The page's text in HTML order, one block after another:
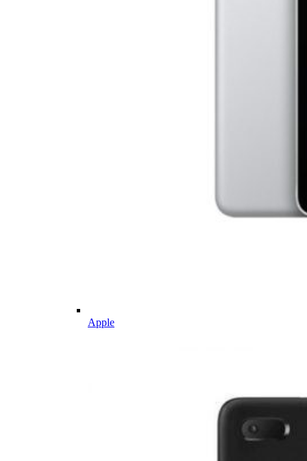
Apple